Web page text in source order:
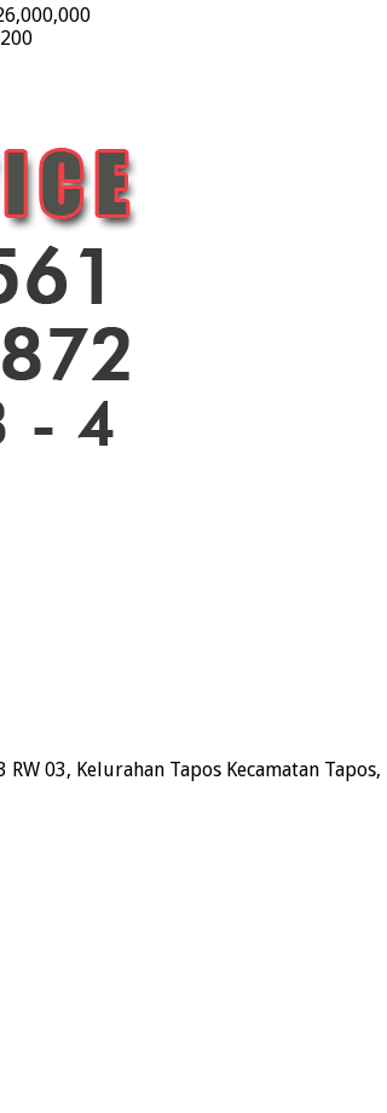
03, Kelurahan Tapos Kecamatan Tapos,